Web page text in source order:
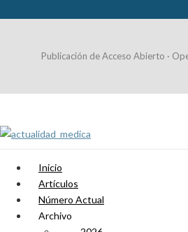
Publicación de Acceso Abierto ·
Inicio
Artículos
Número Actual
Archivo